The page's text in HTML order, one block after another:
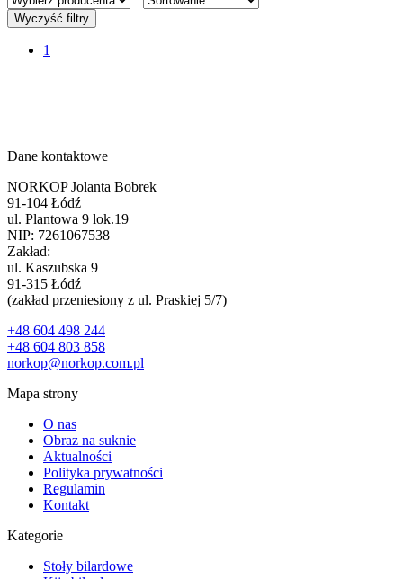
Wyczyść filtry
1
Dane kontaktowe
NORKOP Jolanta Bobrek
91-104 Łódź
ul. Plantowa 9 lok.19
NIP: 7261067538
Zakład:
ul. Kaszubska 9
91-315 Łódź
(zakład przeniesiony z ul. Praskiej 5/7)
+48 604 498 244
+48 604 803 858
norkop@norkop.com.pl
Mapa strony
O nas
Obraz na suknie
Aktualności
Polityka prywatności
Regulamin
Kontakt
Kategorie
Stoły bilardowe